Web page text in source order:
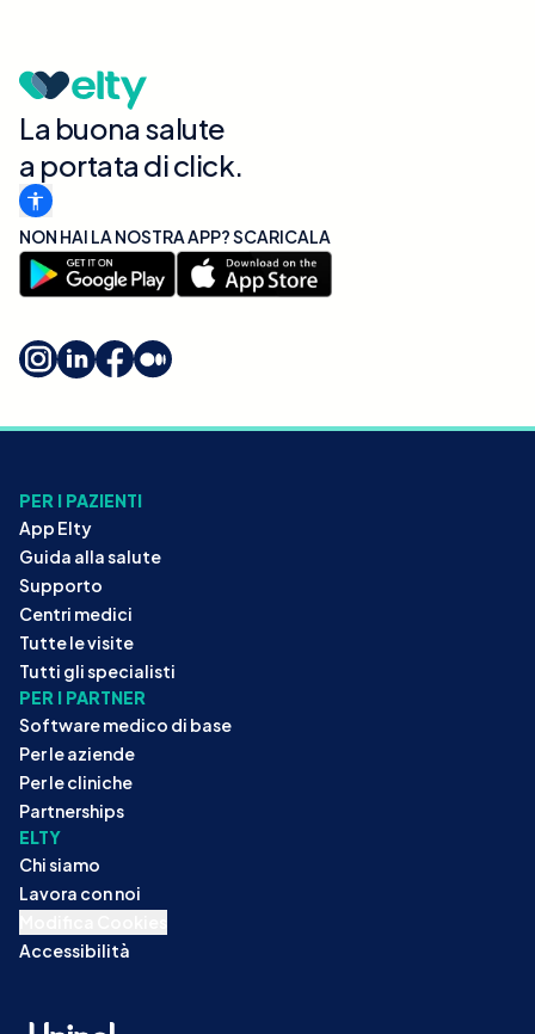
La buona salute
a portata di click.
NON HAI LA NOSTRA APP? SCARICALA
PER I PAZIENTI
App Elty
Guida alla salute
Supporto
Centri medici
Tutte le visite
Tutti gli specialisti
PER I PARTNER
Software medico di base
Per le aziende
Per le cliniche
Partnerships
ELTY
Chi siamo
Lavora con noi
Accessibilità